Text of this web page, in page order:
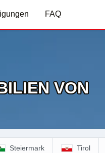
FAQ
VON
Steiermark Tirol